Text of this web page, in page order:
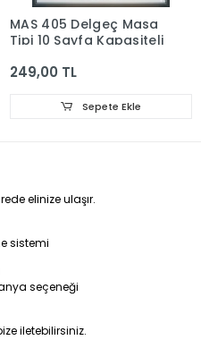
MAS 405 Delgeç Masa
Tipi 10 Sayfa Kapasiteli
249,00 TL
Sepete Ekle
elinize ulaşır.
sistemi
seçeneği
iletebilirsiniz.